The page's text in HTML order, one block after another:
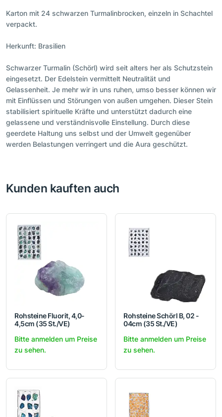
Karton mit 24 schwarzen Turmalinbrocken, einzeln in Schachtel
verpackt.
Herkunft: Brasilien
Schwarzer Turmalin (Schörl) wird seit alters her als Schutzstein
eingesetzt. Der Edelstein vermittelt Neutralität und
Gelassenheit. Je mehr wir in uns ruhen, umso besser können wir
mit Einflüssen und Störungen von außen umgehen. Dieser Stein
stabilisiert spirituelle Kräfte und unterstützt dadurch eine
gelassene und verständnisvolle Einstellung. Durch diese
geerdete Haltung uns selbst und der Umwelt gegenüber
werden Belastungen verringert und die Aura geschützt.
Kunden kauften auch
Rohsteine Fluorit, 4,0-
4,5cm (35 St./VE)
Bitte anmelden um Preise
zu sehen.
Rohsteine Schörl B, 02 -
04cm (35 St./VE)
Bitte anmelden um Preise
zu sehen.